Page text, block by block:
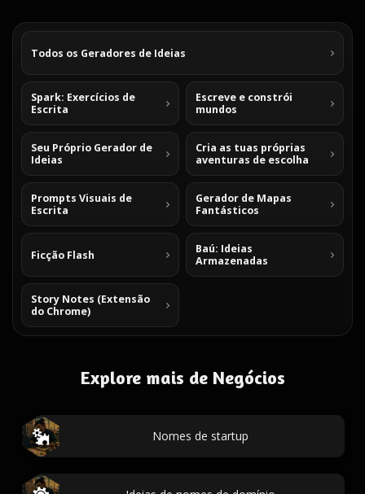
Todos os Geradores de Ideias
Spark: Exercícios de
Escrita
Escreve e constrói
mundos
Seu Próprio Gerador de
Ideias
Cria as tuas próprias
aventuras de escolha
Prompts Visuais de
Escrita
Gerador de Mapas
Fantásticos
Ficção Flash
Baú: Ideias
Armazenadas
Story Notes (Extensão
do Chrome)
Explore mais de Negócios
Nomes de startup